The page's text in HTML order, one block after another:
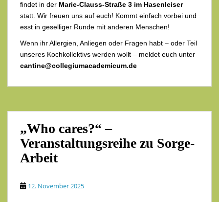
findet in der Marie-Clauss-Straße 3 im Hasenleiser
statt. Wir freuen uns auf euch! Kommt einfach vorbei und
esst in geselliger Runde mit anderen Menschen!
Wenn ihr Allergien, Anliegen oder Fragen habt – oder Teil
unseres Kochkollektivs werden wollt – meldet euch unter
cantine@collegiumacademicum.de
„Who cares?“ –
Veranstaltungsreihe zu Sorge-
Arbeit
12. November 2025